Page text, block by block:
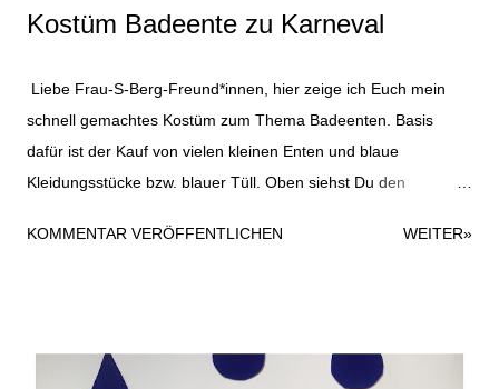
Kostüm Badeente zu Karneval
Liebe Frau-S-Berg-Freund*innen, hier zeige ich Euch mein
schnell gemachtes Kostüm zum Thema Badeenten. Basis
dafür ist der Kauf von vielen kleinen Enten und blaue
Kleidungsstücke bzw. blauer Tüll. Oben siehst Du den
Gummiente beklebt habe. Dazu habe ich einfach eine
und wurde einfach mit einem kleinen Entensticker
KOMMENTAR VERÖFFENTLICHEN WEITER»